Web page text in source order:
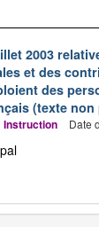
2003
et des
des
(texte
Instruction Date